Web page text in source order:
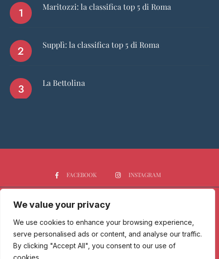
We value your privacy
We use cookies to enhance your browsing experience,
serve personalised ads or content, and analyse our traffic.
By clicking "Accept All", you consent to our use of
cookies.
Maritozzi: la classifica top 5 di Roma
Supplì: la classifica top 5 di Roma
La Bettolina
FACEBOOK INSTAGRAM
HOME CHI SIAMO
NEWS
Passione Gourmet è una testata giornalistica registrata presso il
Tribunale di Milano con n° 173/2017 il 09/06/2017 - Iscrizione al ROC